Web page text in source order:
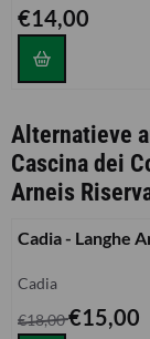
Prijs: 14,00
€14,00
Alternatieve
Cascina dei
Arneis
Cadia - Langhe
Merk:
Cadia
Van 18,00 voor
€18,00€15,00